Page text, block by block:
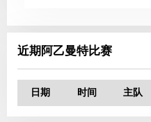
近期阿乙曼特比赛
日期 时间 主队